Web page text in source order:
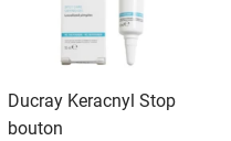
Ducray Keracnyl Stop
bouton